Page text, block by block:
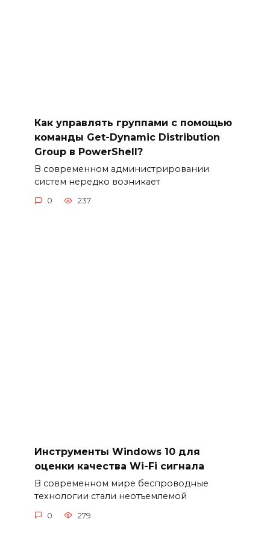
Как управлять группами с помощью
команды Get-Dynamic Distribution
Group в PowerShell?
В современном администрировании
систем нередко возникает
0 237
Инструменты Windows 10 для
оценки качества Wi-Fi сигнала
В современном мире беспроводные
технологии стали неотъемлемой
0 279